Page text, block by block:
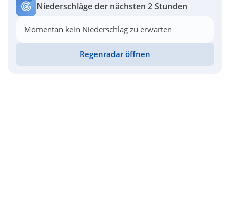
Niederschläge der nächsten 2 Stunden
Momentan kein Niederschlag zu erwarten
Regenradar öffnen